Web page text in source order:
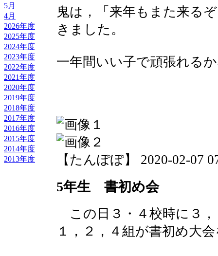
5月
4月
2026年度
2025年度
2024年度
2023年度
2022年度
2021年度
2020年度
2019年度
2018年度
2017年度
2016年度
2015年度
2014年度
2013年度
鬼は，「来年もまた来る
きました。
一年間いい子で頑張れる
【たんぽぽ】 2020-02-07
5年生 書初め会
この日３・４校時に３
１，２，４組が書初め大